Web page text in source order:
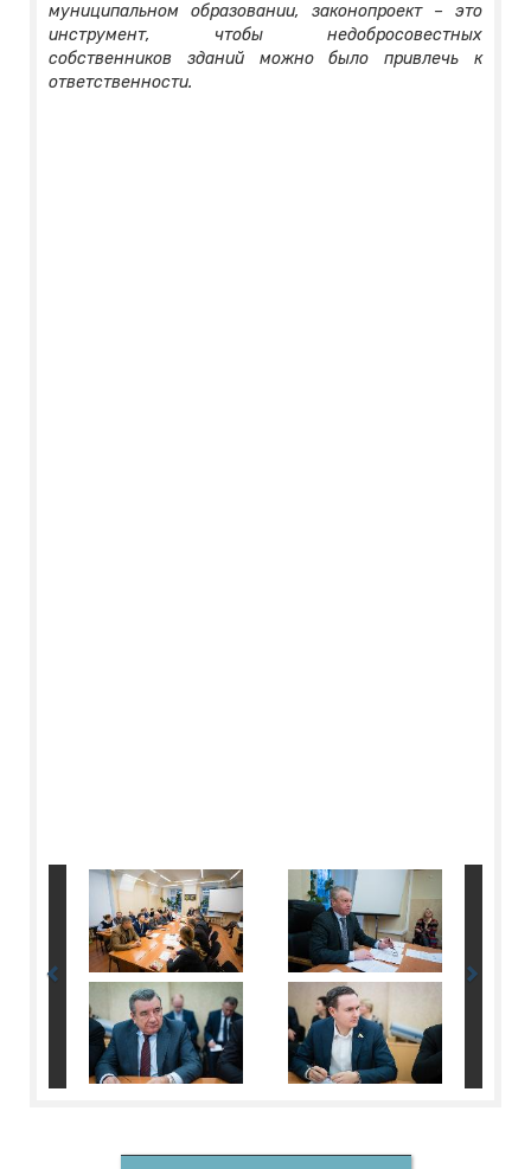
муниципальном образовании, законопроект – это
инструмент, чтобы недобросовестных
собственников зданий можно было привлечь к
ответственности.